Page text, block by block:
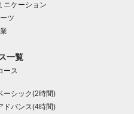
ニケーション
ツ
一覧
ース
ーシック(2時間)
ドバンス(4時間)